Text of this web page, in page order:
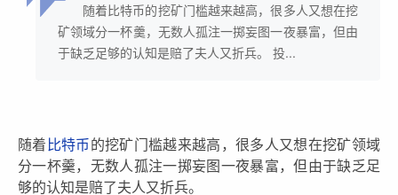
随着比特币的挖矿门槛越来越高，很多人又想在挖
矿领域分一杯羹，无数人孤注一掷妄图一夜暴富，但由
于缺乏足够的认知是赔了夫人又折兵。 投...
随着比特币的挖矿门槛越来越高，很多人又想在挖矿领域
分一杯羹，无数人孤注一掷妄图一夜暴富，但由于缺乏足
够的认知是赔了夫人又折兵。